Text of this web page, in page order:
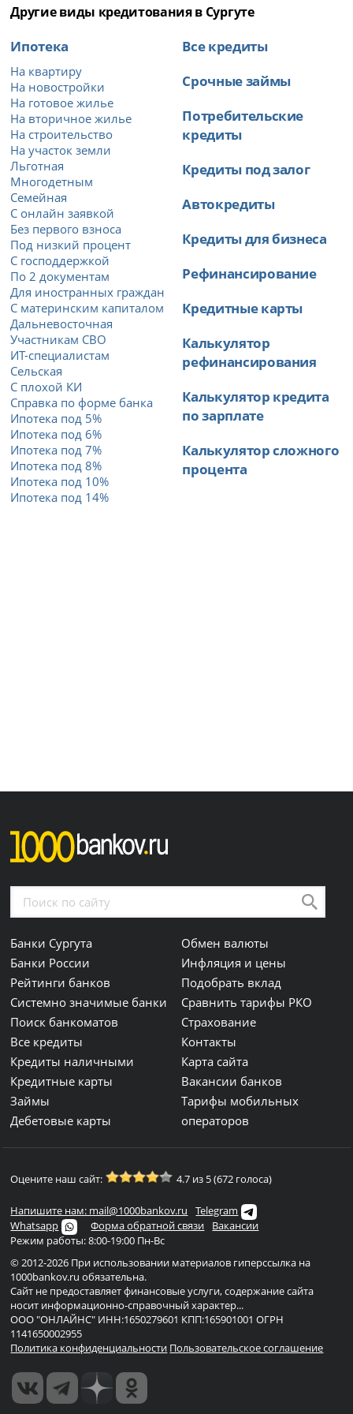
Другие виды кредитования в Сургуте
Ипотека
На квартиру
На новостройки
На готовое жилье
На вторичное жилье
На строительство
На участок земли
Льготная
Многодетным
Семейная
С онлайн заявкой
Без первого взноса
Под низкий процент
С господдержкой
По 2 документам
Для иностранных граждан
С материнским капиталом
Дальневосточная
Участникам СВО
ИТ-специалистам
Сельская
С плохой КИ
Справка по форме банка
Ипотека под 5%
Ипотека под 6%
Ипотека под 7%
Ипотека под 8%
Ипотека под 10%
Ипотека под 14%
Все кредиты
Срочные займы
Потребительские
кредиты
Кредиты под залог
Автокредиты
Кредиты для бизнеса
Рефинансирование
Кредитные карты
Калькулятор
рефинансирования
Калькулятор кредита
по зарплате
Калькулятор сложного
процента
Банки Сургута
Банки России
Рейтинги банков
Системно значимые банки
Поиск банкоматов
Все кредиты
Кредиты наличными
Кредитные карты
Займы
Дебетовые карты
Обмен валюты
Инфляция и цены
Подобрать вклад
Сравнить тарифы РКО
Страхование
Контакты
Карта сайта
Вакансии банков
Тарифы мобильных
операторов
Оцените наш сайт: 4.7 из 5 (672 голоса)
Напишите нам: mail@1000bankov.ru
Telegram
Whatsapp
Форма обратной связи
Вакансии
Режим работы: 8:00-19:00 Пн-Вс
© 2012-2026 При использовании материалов гиперссылка на
1000bankov.ru обязательна.
Сайт не предоставляет финансовые услуги, содержание сайта
носит информационно-справочный характер...
ООО "ОНЛАЙНС" ИНН:1650279601 КПП:165901001 ОГРН
1141650002955
Политика конфиденциальности Пользовательское соглашение